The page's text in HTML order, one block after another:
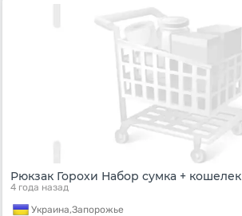
Рюкзак Горохи Набор сумка + кошелек
4 года назад
Украина,Запорожье